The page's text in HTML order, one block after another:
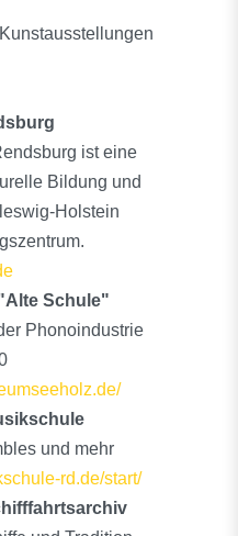
ist eine
Bildung und
Holstein
Schule"
Phonoindustrie
und mehr
rd.de/start/